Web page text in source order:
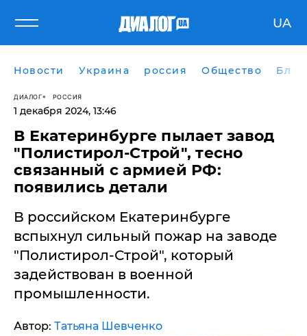
UA
Новости Украина россия Общество
ДИАЛОГ РОССИЯ
1 декабря 2024, 13:46
​В Екатеринбурге пылает завод
"Полистирол-Строй", тесно
связанный с армией РФ:
появились детали
В российском Екатеринбурге
вспыхнул сильный пожар на заводе
"Полистирол-Строй", который
задействован в военной
промышленности.
Автор: Татьяна Шевченко